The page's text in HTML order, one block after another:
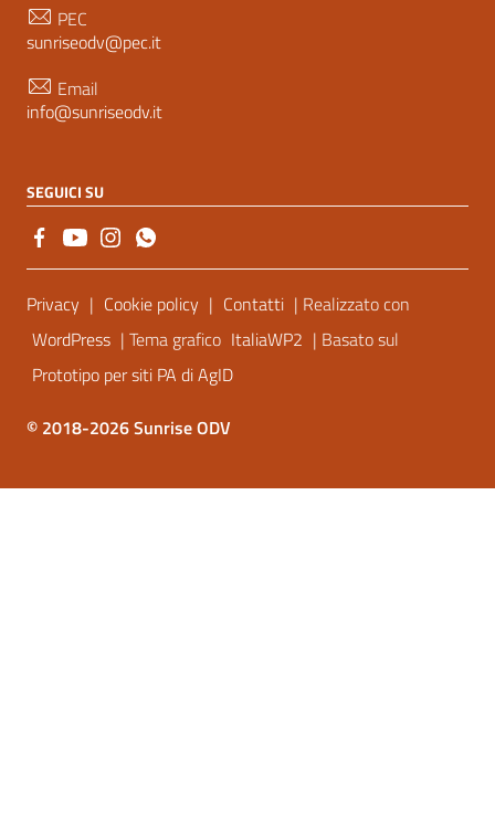
PEC
sunriseodv@pec.it
Email
info@sunriseodv.it
SEGUICI SU
Sezione Link Utili
Privacy | Cookie policy | Contatti | Realizzato con
WordPress | Tema grafico ItaliaWP2 | Basato sul
Prototipo per siti PA di AgID
© 2018-2026 Sunrise ODV